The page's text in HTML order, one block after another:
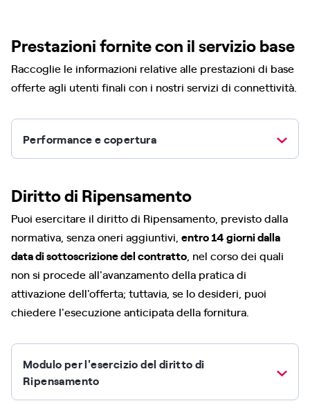
Prestazioni fornite con il servizio base
Raccoglie le informazioni relative alle prestazioni di base
offerte agli utenti finali con i nostri servizi di connettività.
Performance e copertura
Diritto di Ripensamento
Puoi esercitare il diritto di Ripensamento, previsto dalla
normativa, senza oneri aggiuntivi, entro 14 giorni dalla
data di sottoscrizione del contratto , nel corso dei quali
non si procede all'avanzamento della pratica di
attivazione dell'offerta; tuttavia, se lo desideri, puoi
chiedere l'esecuzione anticipata della fornitura.
Modulo per l'esercizio del diritto di
Ripensamento